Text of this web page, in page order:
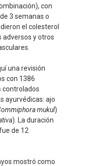
con
3 semanas o
el colesterol
y otros
una revisión
con 1386
controlados
ayurvédicas: ajo
mukul)
). La duración
de 12
mostró como